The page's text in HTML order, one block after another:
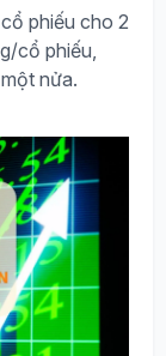
phiếu cho 2
cổ phiếu,
nửa.